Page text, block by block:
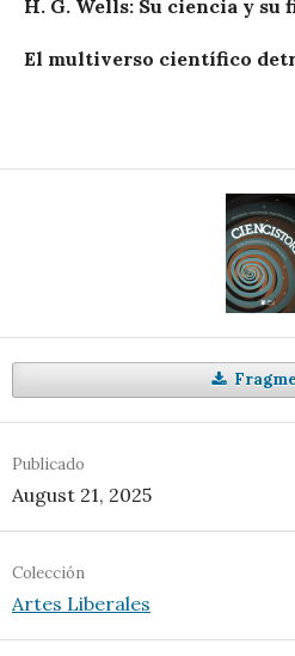
H. G. Wells: Su ciencia y su
El multiverso científico
Publicado
August 21, 2025
Colección
Artes Liberales